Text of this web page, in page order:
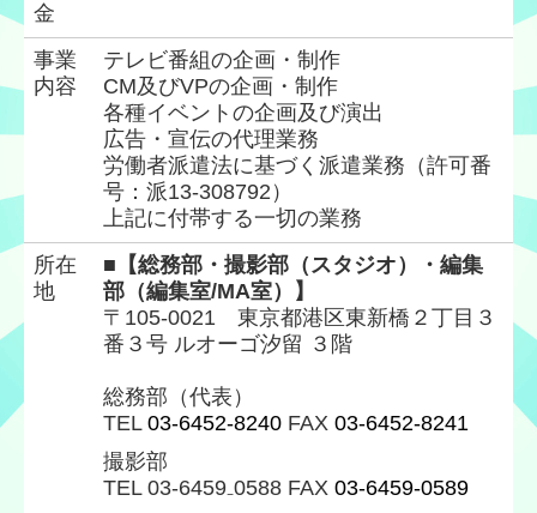
金
事業
内容
テレビ番組の企画・制作
CM及びVPの企画・制作
各種イベントの企画及び演出
広告・宣伝の代理業務
労働者派遣法に基づく派遣業務（許可番
号：派13-308792）
上記に付帯する一切の業務
所在
地
■【総務部・撮影部（スタジオ）・編集
部（編集室/MA室）】
〒105-0021 東京都港区東新橋２丁目３
番３号 ルオーゴ汐留 ３階
総務部（代表）
TEL 03-6452-8240 FAX 03-6452-8241
撮影部
TEL 03-6459₋0588 FAX 03-6459-0589